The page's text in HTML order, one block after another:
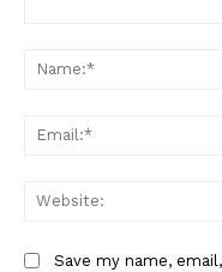
Save my name,